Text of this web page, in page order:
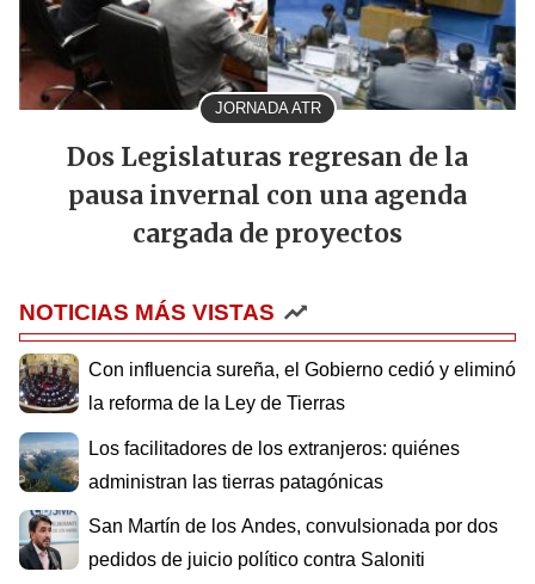
JORNADA ATR
Dos Legislaturas regresan de la
pausa invernal con una agenda
cargada de proyectos
NOTICIAS MÁS VISTAS
Con influencia sureña, el Gobierno cedió y eliminó
la reforma de la Ley de Tierras
Los facilitadores de los extranjeros: quiénes
administran las tierras patagónicas
San Martín de los Andes, convulsionada por dos
pedidos de juicio político contra Saloniti